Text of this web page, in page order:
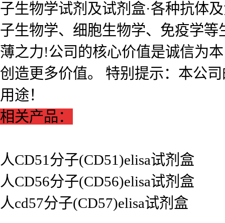
子生物学试剂及试剂盒·各种抗体
子生物学、细胞生物学、免疫学
薄之力!公司的核心价值是诚信为
创造更多价值。 特别提示：本公
用途！
相关产品：
人CD51分子(CD51)elisa试剂盒
人CD56分子(CD56)elisa试剂盒
人cd57分子(CD57)elisa试剂盒